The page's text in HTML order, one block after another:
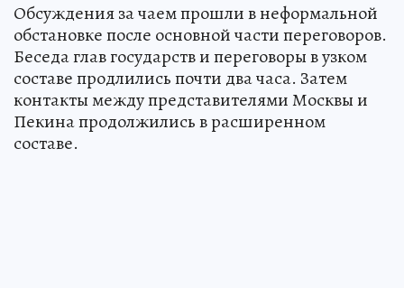
Обсуждения за чаем прошли в неформальной
обстановке после основной части переговоров.
Беседа глав государств и переговоры в узком
составе продлились почти два часа. Затем
контакты между представителями Москвы и
Пекина продолжились в расширенном
составе.